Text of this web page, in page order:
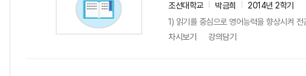
조선대학교 박금희
2014년 2학기
1) 읽기를 중심으로 영어능력을 향상시켜
차시보기
강의담기